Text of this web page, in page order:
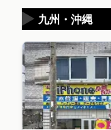
九州・沖縄
▶